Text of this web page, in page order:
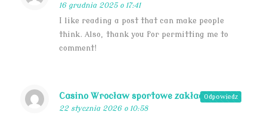
16 grudnia 2025 o 17:41
I like reading a post that can make people
think. Also, thank you for permitting me to
comment!
Casino Wrocław sportowe zakłady pisze:
22 stycznia 2026 o 10:58
Odpowiedz